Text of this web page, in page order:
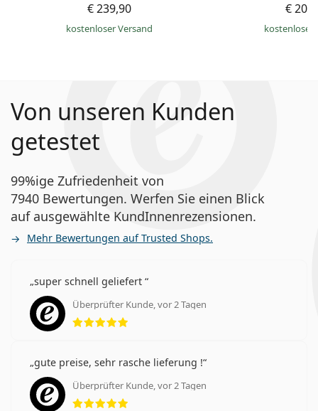
€ 239,90
kostenloser Versand
€
kostenloser
Von unseren Kunden
getestet
99%ige Zufriedenheit von
7940 Bewertungen. Werfen Sie einen Blick
auf ausgewählte KundInnenrezensionen.
Mehr Bewertungen auf Trusted Shops.
super schnell geliefert
Überprüfter Kunde, vor 2 Tagen
Bewertung 5 aus 5
gute preise, sehr rasche lieferung !
Überprüfter Kunde, vor 2 Tagen
Bewertung 5 aus 5